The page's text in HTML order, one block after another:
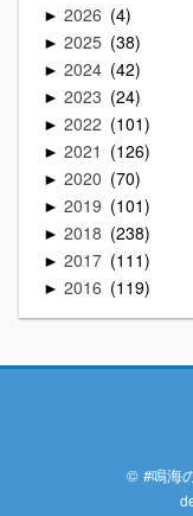
► 2026 4
► 2025 38
► 2024 42
► 2023 24
► 2022 101
► 2021 126
► 2020 70
► 2019 101
► 2018 238
► 2017 111
► 2016 119
© #鳴海